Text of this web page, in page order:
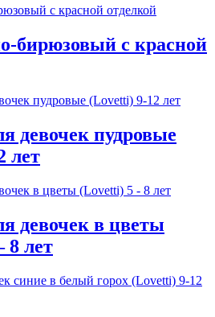
бирюзовый с красной
девочек пудровые
лет
девочек в цветы
лет